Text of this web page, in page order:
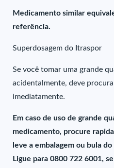
Medicamento similar
referência.
Superdosagem do Itraspor
Se você tomar uma grande
acidentalmente, deve
imediatamente.
Em caso de uso de grande
medicamento, procure
leve a embalagem ou bula
Ligue para 0800 722 6001,